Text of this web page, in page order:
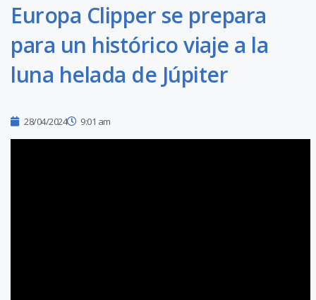
Europa Clipper se prepara
para un histórico viaje a la
luna helada de Júpiter
28/04/2024 9:01 am